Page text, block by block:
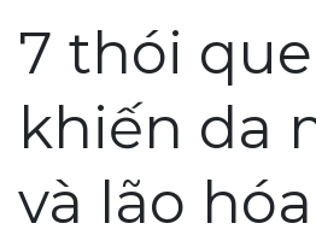
7 thói
khiến da
và lão